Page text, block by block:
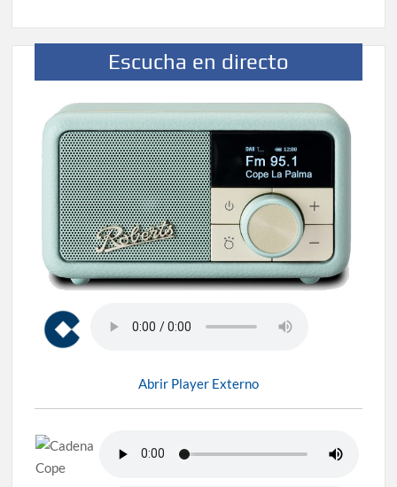
Escucha en directo
Abrir Player Externo